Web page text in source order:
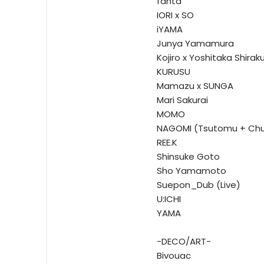
IORI x SO
iYAMA
Junya Yamamura
Kojiro x Yoshitaka
KURUSU
Mamazu x SUNGA
Mari Sakurai
MOMO
NAGOMI (Tsutomu +
REE.K
Shinsuke Goto
Sho Yamamoto
Suepon_Dub (Live)
U:ICHI
YAMA
-DECO/ART-
Bivouac